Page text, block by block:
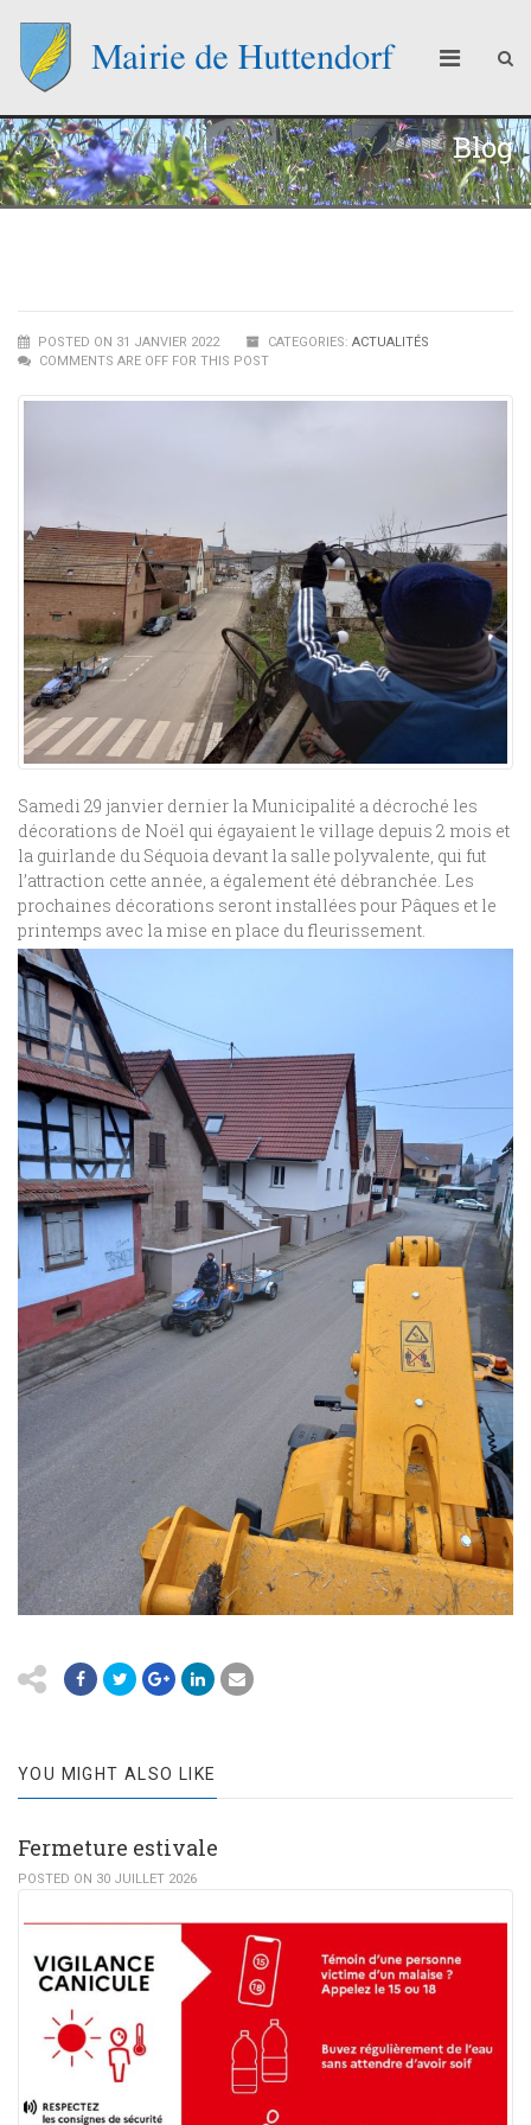
Blog
POSTED ON 31 JANVIER 2022 CATEGORIES: ACTUALITÉS
COMMENTS ARE OFF FOR THIS POST
Samedi 29 janvier dernier la Municipalité a décroché les
décorations de Noël qui égayaient le village depuis 2 mois et
la guirlande du Séquoia devant la salle polyvalente, qui fut
l’attraction cette année, a également été débranchée. Les
prochaines décorations seront installées pour Pâques et le
printemps avec la mise en place du fleurissement.
YOU MIGHT ALSO LIKE
Fermeture estivale
POSTED ON 30 JUILLET 2026